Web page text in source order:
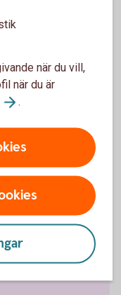
Husbil när du
Hem.
när du vill,
när du är
.